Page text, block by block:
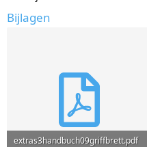
e
Bijlagen
extras3handbuch09griffbrett.pdf